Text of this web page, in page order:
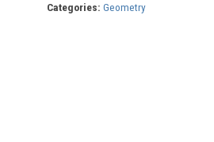
Categories: Geometry